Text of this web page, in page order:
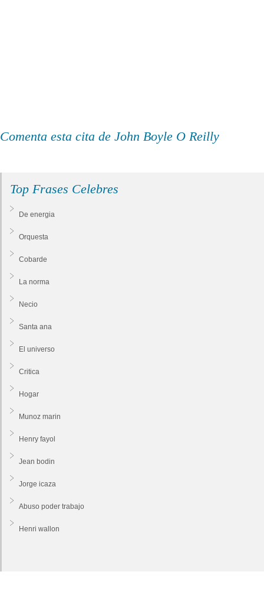
Comenta esta cita de John Boyle O Reilly
Top Frases Celebres
De energia
Orquesta
Cobarde
La norma
Necio
Santa ana
El universo
Critica
Hogar
Munoz marin
Henry fayol
Jean bodin
Jorge icaza
Abuso poder trabajo
Henri wallon